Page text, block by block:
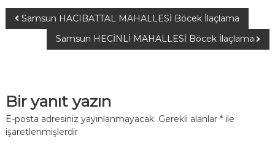
Samsun HACIBATTAL MAHALLESİ Böcek İlaçlama
Samsun HECİNLİ MAHALLESİ Böcek İlaçlama
Bir yanıt yazın
E-posta adresiniz yayınlanmayacak. Gerekli alanlar *ile
işaretlenmişlerdir